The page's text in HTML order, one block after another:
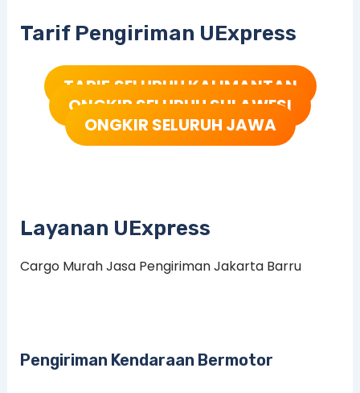
Tarif Pengiriman UExpress
TARIF SELURUH KALIMANTAN
ONGKIR SELURUH SULAWESI
ONGKIR SELURUH JAWA
Layanan UExpress
Cargo Murah Jasa Pengiriman Jakarta Barru
Pengiriman Kendaraan Bermotor